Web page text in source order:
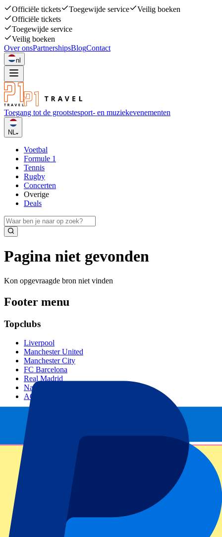
Officiële tickets Toegewijde service
Veilig boeken
Officiële tickets
Toegewijde service
Veilig boeken
Over onsPartnershipsBlogContact
nl
Toegang tot de grootstesport- en muziekevenementen
NL
Voetbal
Formule 1
Tennis
Rugby
Concerten
Overige
Deals
Pagina niet gevonden
Kon opgevraagde bron niet vinden
Footer menu
Topclubs
Liverpool
Manchester United
Manchester City
FC Barcelona
Real Madrid
Napoli
AC Milan
Populaire events
GP Spanje
Alle sporten